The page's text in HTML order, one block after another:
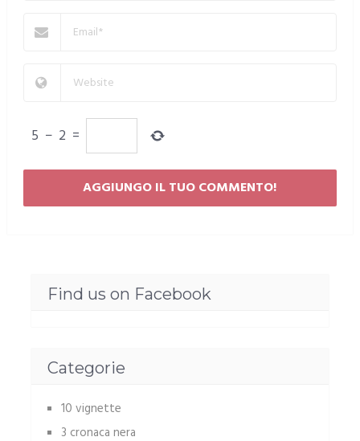
5 − 2 =
Find us on Facebook
Categorie
10 vignette
3 cronaca nera